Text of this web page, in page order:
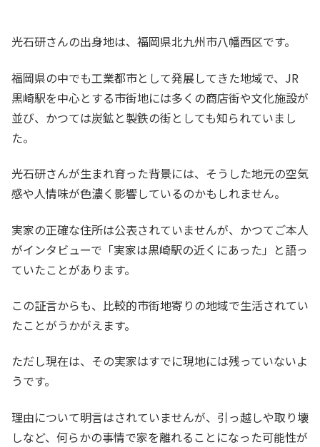
光石研さんの出身地は、福岡県北九州市八幡西区です。
福岡県の中でも工業都市として発展してきた地域で、JR
黒崎駅を中心とする市街地には多くの商店街や文化施設が
並び、かつては炭鉱と製鉄の街としても知られていまし
た。
光石研さんが生まれ育った背景には、そうした地元の空気
感や人情味が色濃く影響しているのかもしれません。
実家の正確な住所は公表されていませんが、かつてご本人
がインタビューで「実家は黒崎駅の近くにあった」と語っ
ていたことがあります。
この証言からも、比較的市街地寄りの地域で生活されてい
たことがうかがえます。
ただし現在は、その実家はすでに現地には残っていないよ
うです。
理由について明言はされていませんが、引っ越しや取り壊
しなど、何らかの事情で家を離れることになった可能性が